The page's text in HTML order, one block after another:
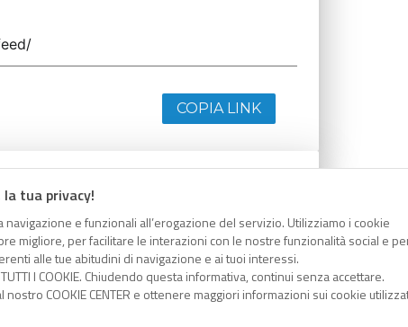
tua privacy!
e funzionali all’erogazione del servizio. Utilizziamo i cookie
migliore, per facilitare le interazioni con le nostre funzionalità social e
alle tue abitudini di navigazione e ai tuoi interessi.
I COOKIE. Chiudendo questa informativa, continui senza accettare.
COOKIE CENTER e ottenere maggiori informazioni sui cookie
COPIA LINK
appunti.